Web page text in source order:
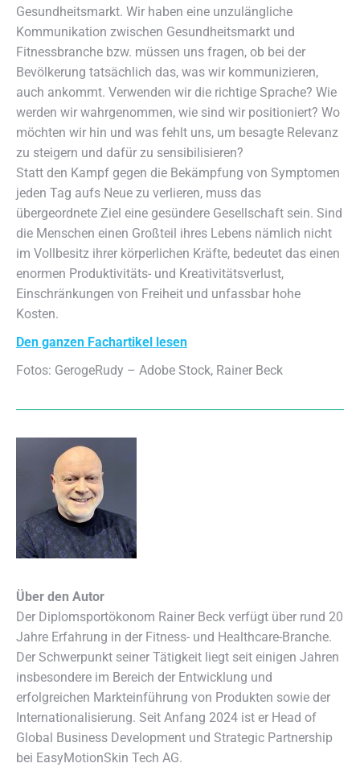
Gesundheitsmarkt. Wir haben eine unzulängliche
Kommunikation zwischen Gesundheitsmarkt und
Fitnessbranche bzw. müssen uns fragen, ob bei der
Bevölkerung tatsächlich das, was wir kommunizieren,
auch ankommt. Verwenden wir die richtige Sprache? Wie
werden wir wahrgenommen, wie sind wir positioniert? Wo
möchten wir hin und was fehlt uns, um besagte Relevanz
zu steigern und dafür zu sensibilisieren?
Statt den Kampf gegen die Bekämpfung von Symptomen
jeden Tag aufs Neue zu verlieren, muss das
übergeordnete Ziel eine gesündere Gesellschaft sein. Sind
die Menschen einen Großteil ihres Lebens nämlich nicht
im Vollbesitz ihrer körperlichen Kräfte, bedeutet das einen
enormen Produktivitäts- und Kreativitätsverlust,
Einschränkungen von Freiheit und unfassbar hohe
Kosten.
Den ganzen Fachartikel lesen
Fotos: GerogeRudy – Adobe Stock, Rainer Beck
Über den Autor
Der Diplomsportökonom Rainer Beck verfügt über rund 20
Jahre Erfahrung in der Fitness- und Healthcare-Branche.
Der Schwerpunkt seiner Tätigkeit liegt seit einigen Jahren
insbesondere im Bereich der Entwicklung und
erfolgreichen Markteinführung von Produkten sowie der
Internationalisierung. Seit Anfang 2024 ist er Head of
Global Business Development und Strategic Partnership
bei EasyMotionSkin Tech AG.